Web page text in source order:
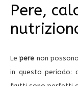
Pere,
Lepere non
in questo periodo: